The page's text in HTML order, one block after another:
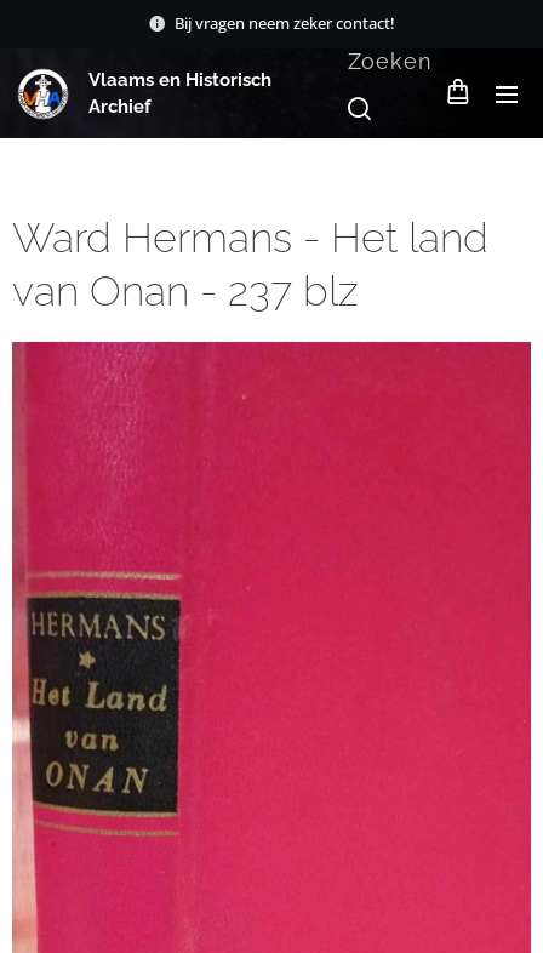
Bij vragen neem zeker contact!
Vlaams en Historisch
Archief
Zoeken
Ward Hermans - Het land
van Onan - 237 blz